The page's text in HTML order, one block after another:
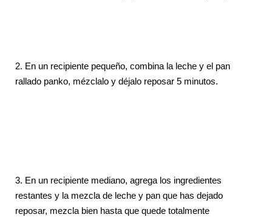
2. En un recipiente pequeño, combina la leche y el pan
rallado panko, mézclalo y déjalo reposar 5 minutos.
3. En un recipiente mediano, agrega los ingredientes
restantes y la mezcla de leche y pan que has dejado
reposar, mezcla bien hasta que quede totalmente